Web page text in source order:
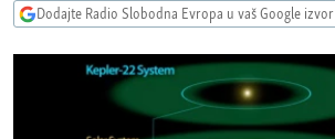
na
VIDEO
FOTOGALERIJE
INFOGRAFIKE
PODCASTI
RAT U UKRAJINI
KINA NA BALKANU
Dodajte Radio Slobodna Evropa u vaš Google izvor